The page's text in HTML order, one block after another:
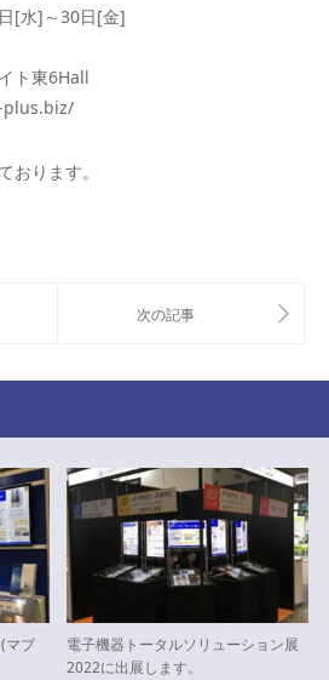
[水]～30日[金]
ト東6Hall
plus.biz/
おります。
マブ
電子機器トータルソリューション展
2022に出展します。